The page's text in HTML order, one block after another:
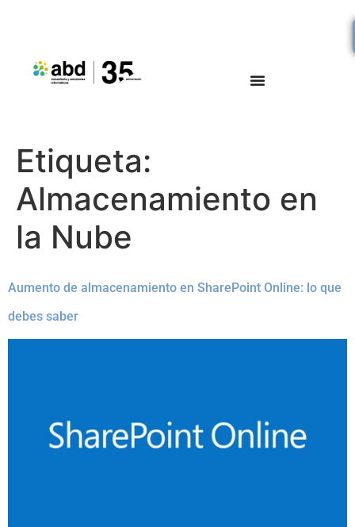
Etiqueta:
Almacenamiento en
la Nube
Aumento de almacenamiento en SharePoint Online: lo que
debes saber